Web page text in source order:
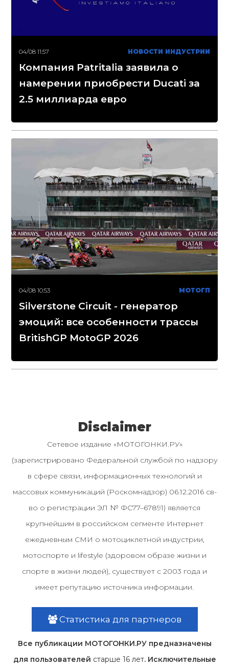
04/08 11:57 НОВОСТИ ИНДУСТРИИ
Компания Patritalia заявила о
намерении приобрести Ducati за
2.5 миллиарда евро
04/08 10:53 МОТОГП
Silverstone Circuit - генератор
эмоций: все особенности трассы
BritishGP MotoGP 2026
Disclaimer
Сетевое издание «МОТОГОНКИ.РУ»
(зарегистрировано Федеральной службой по надзору
в сфере связи, информационных технологий и
массовых коммуникаций (Роскомнадзор) 06.12.2016 св-
во о регистрации ЭЛ № ФС77–67891) является
крупнейшим в российском сегменте Интернет
ежедневным СМИ о мотоциклетной индустрии,
мотоспорте и lifestyle (здоровом образе жизни и
спорте в жизни людей), существует с 2003 года и
имеет репутацию источника информации.
Статистика для партнеров
Все публикации МОТОГОНКИ.РУ предназначены
для пользователей старше 16 лет. Исключительные